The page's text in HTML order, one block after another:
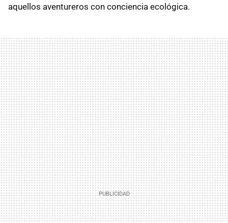
aquellos aventureros con conciencia ecológica.